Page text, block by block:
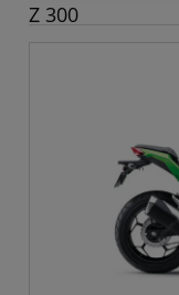
Z 300